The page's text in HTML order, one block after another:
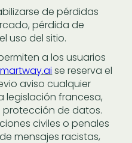
de pérdidas
pérdida de
uso del sitio.
a los usuarios
se reserva el
aviso cualquier
legislación francesa,
de datos.
civiles o penales
mensajes racistas,